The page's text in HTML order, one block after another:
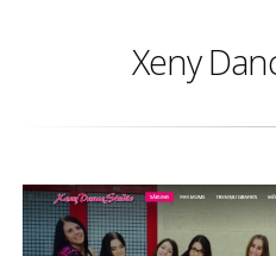
Xeny